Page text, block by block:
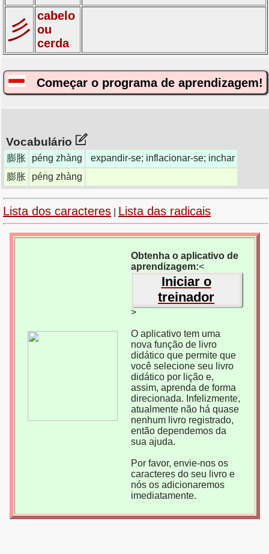
彡
cabelo
ou
cerda
Começar o programa de aprendizagem!
Vocabulário
膨胀 péng zhàng
expandir-se; inflacionar-se; inchar
膨胀
péng zhàng
Lista dos caracteres Lista das radicais
Obtenha o aplicativo de
aprendizagem:<
Iniciar o
treinador
>
O aplicativo tem uma
nova função de livro
didático que permite que
você selecione seu livro
didático por lição e,
assim, aprenda de forma
direcionada. Infelizmente,
atualmente não há quase
nenhum livro registrado,
então dependemos da
sua ajuda.
Por favor, envie-nos os
caracteres do seu livro e
nós os adicionaremos
imediatamente.